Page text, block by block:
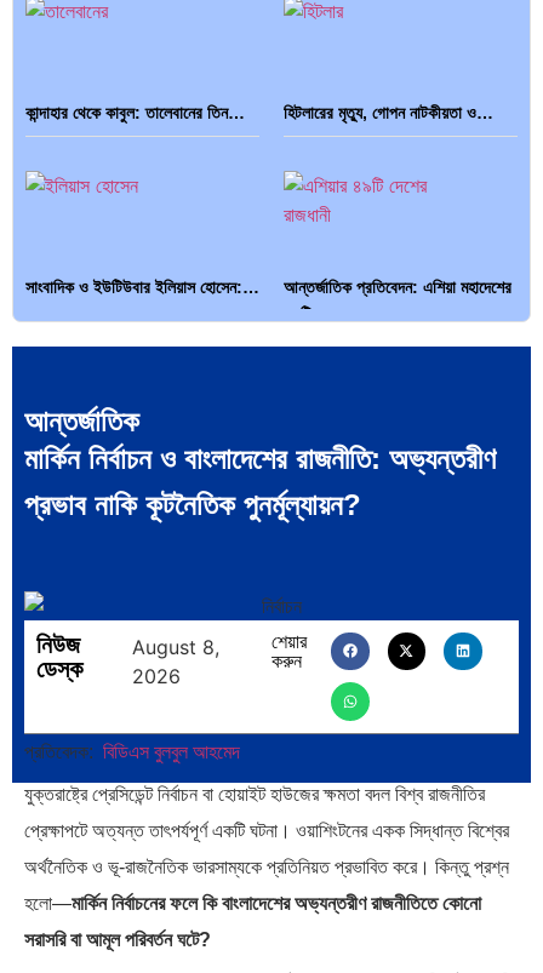
কান্দাহার থেকে কাবুল: তালেবানের তিন… হিটলারের মৃত্যু, গোপন নাটকীয়তা ও…
সাংবাদিক ও ইউটিউবার ইলিয়াস হোসেন:…
আন্তর্জাতিক প্রতিবেদন: এশিয়া মহাদেশের
৪৯টি…
সব সভ্যতারই তো পতন হয়:…
পরবর্তী রাষ্ট্রপতি নির্বাচন ২০২৬:
আলোচনায়…
প্রথাগত মেধা, স্ট্র্যাটেজিক গভর্নেন্স ও… পদ্মা সেতু ও রেল সংযোগ…
বৈশ্বিক অর্থব্যবস্থা, আইএমএফ-
বিশ্বব্যাংক, ইসলামী ব্যাংকিং…
অর্থ পাচারের মহাকাব্য: ১০০ ডলারের…
আন্তর্জাতিক
মার্কিন নির্বাচন ও বাংলাদেশের রাজনীতি: অভ্যন্তরীণ
প্রভাব নাকি কূটনৈতিক পুনর্মূল্যায়ন?
নিউজ
ডেস্ক
August 8,
2026
শেয়ার
করুন
প্রতিবেদক: বিডিএস বুলবুল আহমেদ
যুক্তরাষ্ট্রে প্রেসিডেন্ট নির্বাচন বা হোয়াইট হাউজের ক্ষমতা বদল বিশ্ব রাজনীতির
প্রেক্ষাপটে অত্যন্ত তাৎপর্যপূর্ণ একটি ঘটনা। ওয়াশিংটনের একক সিদ্ধান্ত বিশ্বের
অর্থনৈতিক ও ভূ-রাজনৈতিক ভারসাম্যকে প্রতিনিয়ত প্রভাবিত করে। কিন্তু প্রশ্ন
হলো—মার্কিন নির্বাচনের ফলে কি বাংলাদেশের অভ্যন্তরীণ রাজনীতিতে কোনো
সরাসরি বা আমূল পরিবর্তন ঘটে?